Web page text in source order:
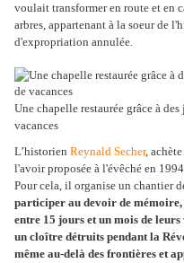
voulait transformer en route et en
arbres, appartenant à la soeur de
d'expropriation annulée.
Une chapelle restaurée grâce à
vacances
L’historien Reynald Secher,
l'avoir proposée à l'évêché en
Pour cela, il organise un chantier
participer au devoir de mémoire,
entre 15 jours et un mois de
un cloître détruits pendant la
même au-delà des frontières et